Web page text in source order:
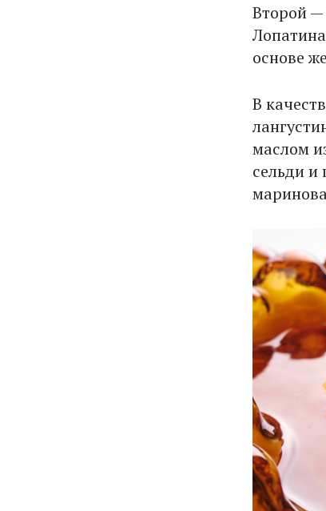
Второй —
основе
В
маслом
сельди